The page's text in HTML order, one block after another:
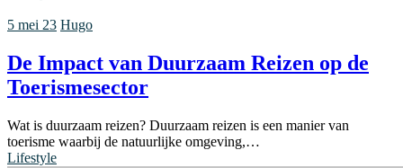
5 mei 23 Hugo
De Impact van Duurzaam Reizen op de
Toerismesector
Wat is duurzaam reizen? Duurzaam reizen is een manier van
toerisme waarbij de natuurlijke omgeving,…
Lifestyle